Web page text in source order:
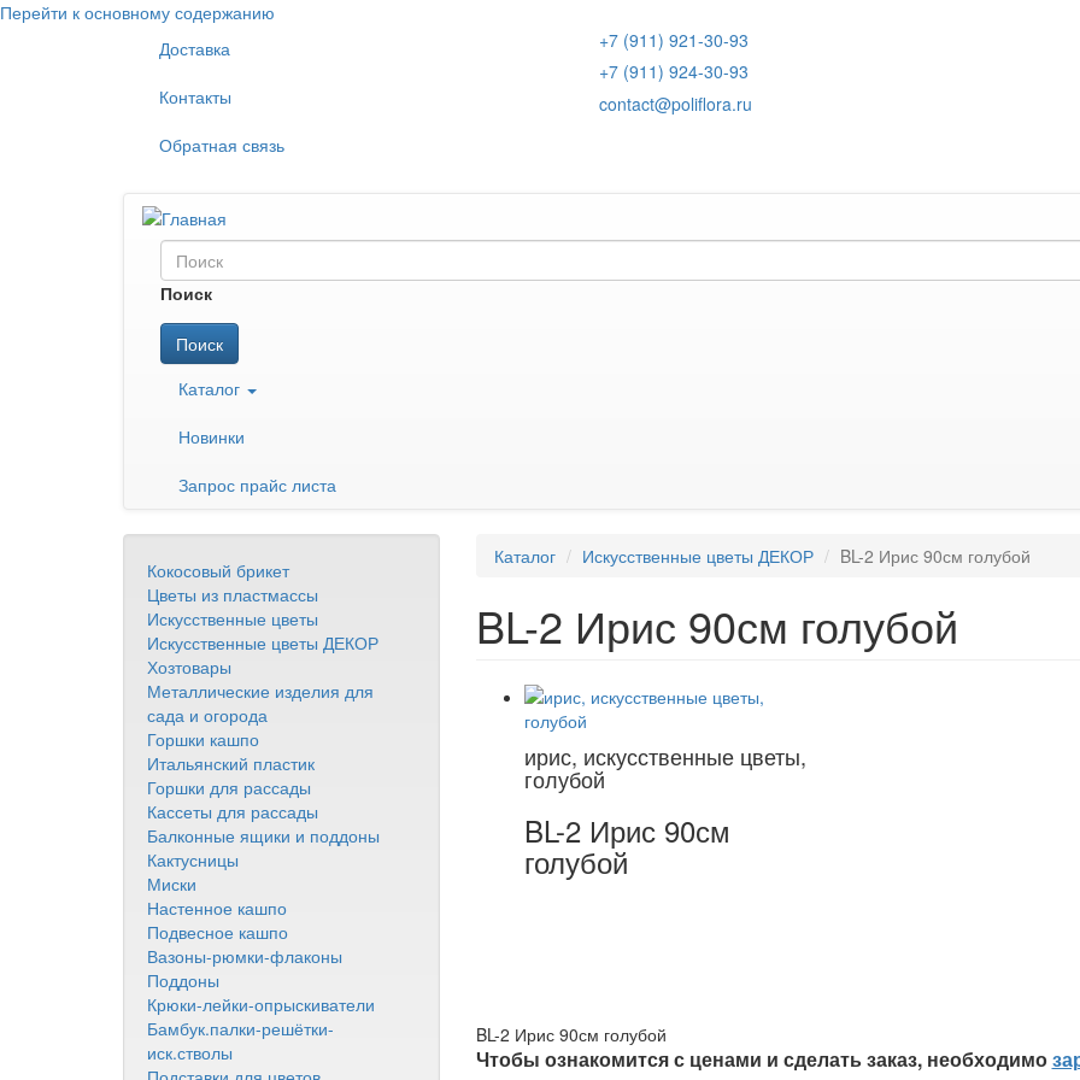
Перейти к основному содержанию
Доставка
Контакты
Обратная связь
+7 (911) 921-30-93
+7 (911) 924-30-93
contact@poliflora.ru
Поиск
Поиск
Каталог
Новинки
Запрос прайс листа
Кокосовый брикет
Цветы из пластмассы
Искусственные цветы
Искусственные цветы ДЕКОР
Хозтовары
Металлические изделия для
сада и огорода
Горшки кашпо
Итальянский пластик
Горшки для рассады
Кассеты для рассады
Балконные ящики и поддоны
Кактусницы
Миски
Настенное кашпо
Подвесное кашпо
Вазоны-рюмки-флаконы
Поддоны
Крюки-лейки-опрыскиватели
Бамбук.палки-решётки-
иск.стволы
Каталог Искусственные цветы ДЕКОР BL-2 Ирис 90см голубой
BL-2 Ирис 90см голубой
ирис, искусственные цветы,
голубой
BL-2 Ирис 90см
голубой
BL-2 Ирис 90см голубой
Чтобы ознакомится с ценами и сделать заказ, необходимо